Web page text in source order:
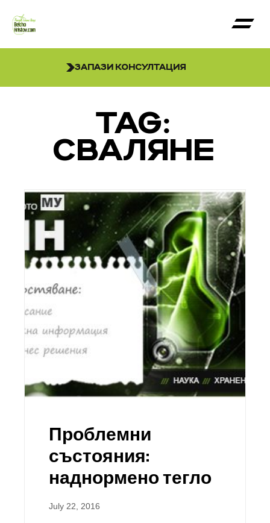
ЗАПАЗИ КОНСУЛТАЦИЯ
TAG:
СВАЛЯНЕ
Проблемни
състояния:
наднормено тегло
July 22, 2016